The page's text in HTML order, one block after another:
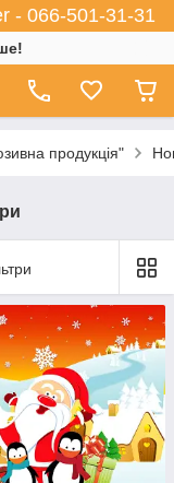
- 066-501-31-31
продукція"